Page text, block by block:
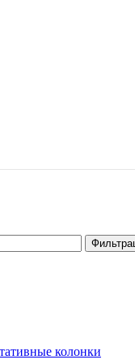
колонки